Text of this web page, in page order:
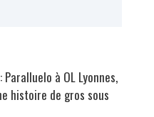
à OL Lyonnes,
histoire de gros sous